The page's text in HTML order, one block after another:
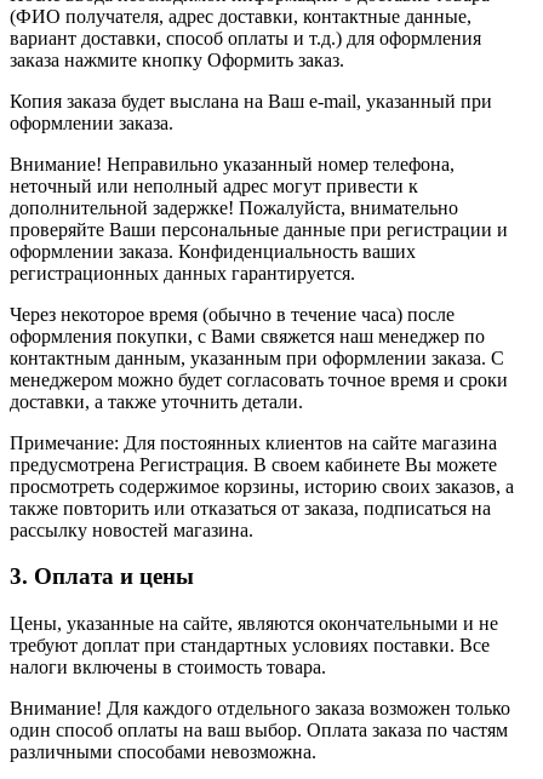
(ФИО получателя, адрес доставки, контактные данные,
вариант доставки, способ оплаты и т.д.) для оформления
заказа нажмите кнопку Оформить заказ.
Копия заказа будет выслана на Ваш e-mail, указанный при
оформлении заказа.
Внимание! Неправильно указанный номер телефона,
неточный или неполный адрес могут привести к
дополнительной задержке! Пожалуйста, внимательно
проверяйте Ваши персональные данные при регистрации и
оформлении заказа. Конфиденциальность ваших
регистрационных данных гарантируется.
Через некоторое время (обычно в течение часа) после
оформления покупки, с Вами свяжется наш менеджер по
контактным данным, указанным при оформлении заказа. С
менеджером можно будет согласовать точное время и сроки
доставки, а также уточнить детали.
Примечание: Для постоянных клиентов на сайте магазина
предусмотрена Регистрация. В своем кабинете Вы можете
просмотреть содержимое корзины, историю своих заказов, а
также повторить или отказаться от заказа, подписаться на
рассылку новостей магазина.
3. Оплата и цены
Цены, указанные на сайте, являются окончательными и не
требуют доплат при стандартных условиях поставки. Все
налоги включены в стоимость товара.
Внимание! Для каждого отдельного заказа возможен только
один способ оплаты на ваш выбор. Оплата заказа по частям
различными способами невозможна.